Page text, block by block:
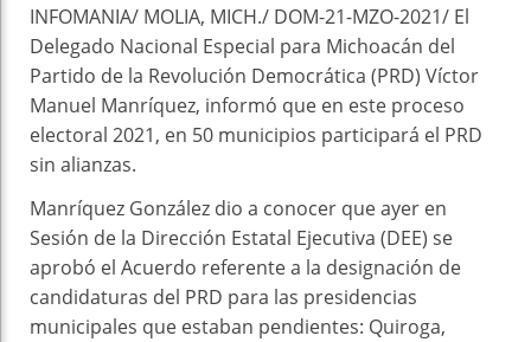
INFOMANIA/ MOLIA, MICH./ DOM-21-MZO-2021/ El
Delegado Nacional Especial para Michoacán del
Partido de la Revolución Democrática (PRD) Víctor
Manuel Manríquez, informó que en este proceso
electoral 2021, en 50 municipios participará el PRD
sin alianzas.
Manríquez González dio a conocer que ayer en
Sesión de la Dirección Estatal Ejecutiva (DEE) se
aprobó el Acuerdo referente a la designación de
candidaturas del PRD para las presidencias
municipales que estaban pendientes: Quiroga,